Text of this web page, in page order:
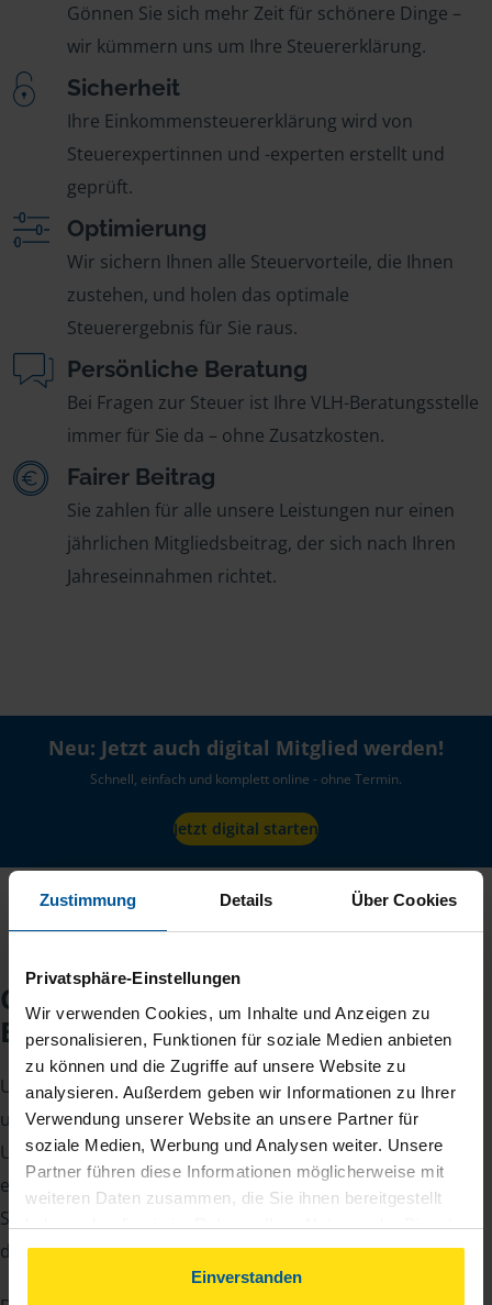
Zustimmung Details Über Cookies
Privatsphäre-Einstellungen
Wir verwenden Cookies, um Inhalte und Anzeigen zu
personalisieren, Funktionen für soziale Medien anbieten
zu können und die Zugriffe auf unsere Website zu
analysieren. Außerdem geben wir Informationen zu Ihrer
Verwendung unserer Website an unsere Partner für
soziale Medien, Werbung und Analysen weiter. Unsere
Partner führen diese Informationen möglicherweise mit
weiteren Daten zusammen, die Sie ihnen bereitgestellt
haben oder die sie im Rahmen Ihrer Nutzung der Dienste
gesammelt haben. Indem Sie auf Einverstanden klicken,
können Sie der Verwendung von Cookies, gemäß
Einverstanden
Gönnen Sie sich mehr Zeit für schönere Dinge –
wir kümmern uns um Ihre Steuererklärung.
Sicherheit
Ihre Einkommensteuererklärung wird von
Steuerexpertinnen und -experten erstellt und
geprüft.
Optimierung
Wir sichern Ihnen alle Steuervorteile, die Ihnen
zustehen, und holen das optimale
Steuerergebnis für Sie raus.
Persönliche Beratung
Bei Fragen zur Steuer ist Ihre VLH-Beratungsstelle
immer für Sie da – ohne Zusatzkosten.
Fairer Beitrag
Sie zahlen für alle unsere Leistungen nur einen
jährlichen Mitgliedsbeitrag, der sich nach Ihren
Jahreseinnahmen richtet.
Neu: Jetzt auch digital Mitglied werden!
Schnell, einfach und komplett online - ohne Termin.
Jetzt digital starten
Checkliste für Ihr
Beratungsgespräch
Um Ihre Steuererklärung erstellen zu können, benötigen
unsere Beraterinnen und Berater eine Reihe von
Unterlagen von Ihnen. Dazu gehört beispielsweise die
elektronische Lohnsteuerbescheinigung, Ihre
Steueridentifikationsnummer, der Rentenbescheid oder
die Bescheinigung über das Kindergeld.